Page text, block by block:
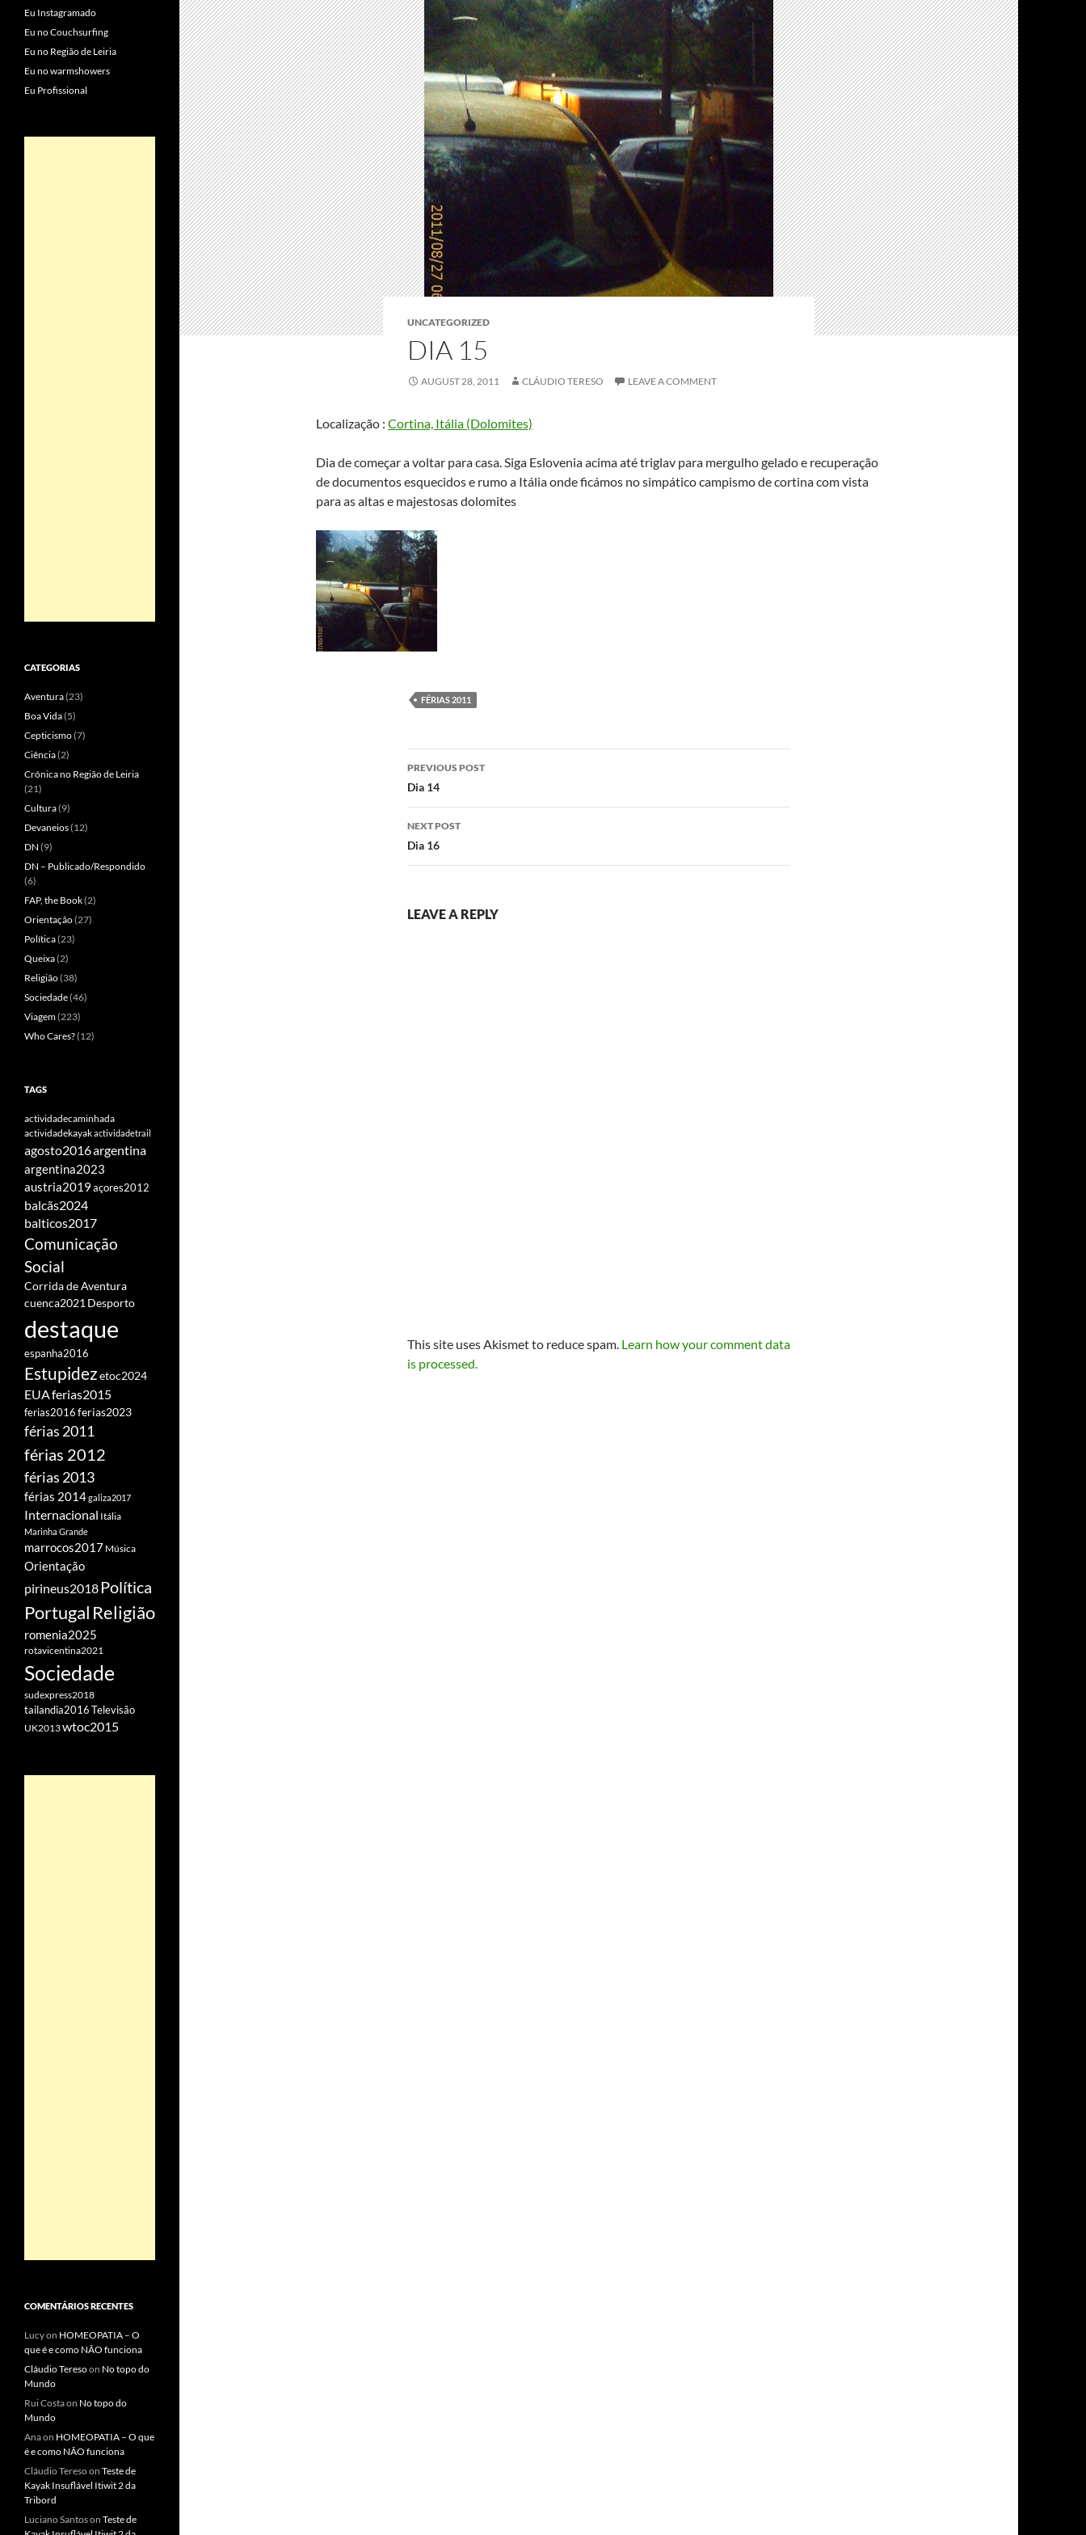
UNCATEGORIZED
DIA 15
AUGUST 28, 2011 CLÁUDIO TERESO LEAVE A COMMENT
Localização : Cortina, Itália (Dolomites)
Dia de começar a voltar para casa. Siga Eslovenia acima até triglav para mergulho gelado e recuperação
de documentos esquecidos e rumo a Itália onde ficámos no simpático campismo de cortina com vista
para as altas e majestosas dolomites
FÉRIAS 2011
Post
navigation
PREVIOUS POST
Dia 14
NEXT POST
Dia 16
LEAVE A REPLY
This site uses Akismet to reduce spam. Learn how your comment data
is processed.
Eu Instagramado
Eu no Couchsurfing
Eu no Região de Leiria
Eu no warmshowers
Eu Profissional
CATEGORIAS
Aventura(23)
Boa Vida(5)
Cepticismo(7)
Ciência(2)
Crónica no Região de Leiria
(21)
Cultura(9)
Devaneios(12)
DN (9)
DN – Publicado/Respondido
(6)
FAP, the Book(2)
Orientação(27)
Política(23)
Queixa(2)
Religião(38)
Sociedade(46)
Viagem(223)
Who Cares?(12)
TAGS
actividadecaminhada
actividadekayakactividadetrail
agosto2016argentina
argentina2023
austria2019açores2012
balcãs2024
balticos2017
Comunicação
Social
Corrida de Aventura
cuenca2021 Desporto
destaque
espanha2016
Estupidezetoc2024
EUAferias2015
ferias2016ferias2023
férias 2011
férias 2012
férias 2013
férias 2014galiza2017
Internacional Itália
Marinha Grande
marrocos2017 Música
Orientação
pirineus2018 Política
Portugal Religião
romenia2025
rotavicentina2021
Sociedade
sudexpress2018
tailandia2016Televisão
UK2013wtoc2015
COMENTÁRIOS RECENTES
Lucyon HOMEOPATIA – O
que é e como NÃO funciona
Cláudio Teresoon No topo do
Mundo
Rui Costaon No topo do
Mundo
Anaon HOMEOPATIA – O que
é e como NÃO funciona
Cláudio Teresoon Teste de
Kayak Insuflável Itiwit 2 da
Tribord
Luciano Santoson Teste de